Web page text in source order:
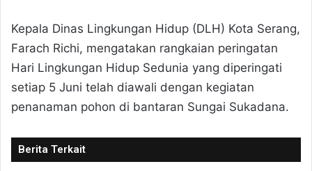
Kepala Dinas Lingkungan Hidup (DLH) Kota Serang,
Farach Richi, mengatakan rangkaian peringatan
Hari Lingkungan Hidup Sedunia yang diperingati
setiap 5 Juni telah diawali dengan kegiatan
penanaman pohon di bantaran Sungai Sukadana.
Berita Terkait